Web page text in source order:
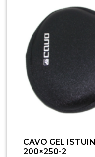
CAVO GEL
200×250-2